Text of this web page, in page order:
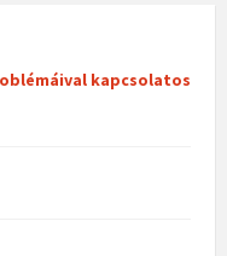
kapcsolatos